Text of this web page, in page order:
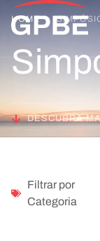
HOME
DESCUBRA
Filtrar por
Categoria